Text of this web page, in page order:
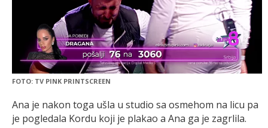
FOTO: TV PINK PRINTSCREEN
Ana je nakon toga ušla u studio sa osmehom na licu pa
je pogledala Kordu koji je plakao a Ana ga je zagrlila.